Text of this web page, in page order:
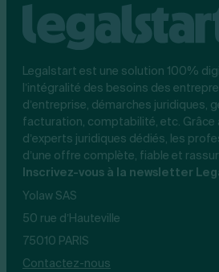
Legalstart est une solution 100%
l’intégralité des besoins des
d’entreprise, démarches juridiques,
facturation, comptabilité, etc. Grâce
d’experts juridiques dédiés, les
d’une offre complète, fiable et
Inscrivez-vous à la newsletter
Yolaw SAS
50 rue d’Hauteville
75010 PARIS
Contactez-nous